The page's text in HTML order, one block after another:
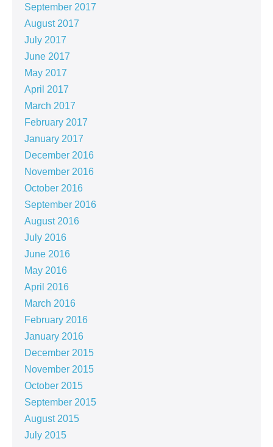
September 2017
August 2017
July 2017
June 2017
May 2017
April 2017
March 2017
February 2017
January 2017
December 2016
November 2016
October 2016
September 2016
August 2016
July 2016
June 2016
May 2016
April 2016
March 2016
February 2016
January 2016
December 2015
November 2015
October 2015
September 2015
August 2015
July 2015